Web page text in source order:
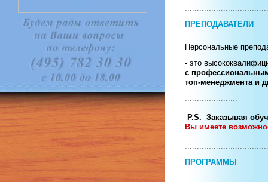
ПРЕПОДАВАТЕЛИ
Персональные
- это
с
топ-менеджмента и
P.S. Заказывая
Вы имеете
ПРОГРАММЫ